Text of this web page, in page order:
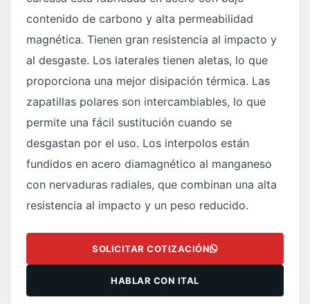
contenido de carbono y alta permeabilidad
magnética. Tienen gran resistencia al impacto y
al desgaste. Los laterales tienen aletas, lo que
proporciona una mejor disipación térmica. Las
zapatillas polares son intercambiables, lo que
permite una fácil sustitución cuando se
desgastan por el uso. Los interpolos están
fundidos en acero diamagnético al manganeso
con nervaduras radiales, que combinan una alta
resistencia al impacto y un peso reducido.
SOLICITAR COTIZACIÓN
HABLAR CON ITAL